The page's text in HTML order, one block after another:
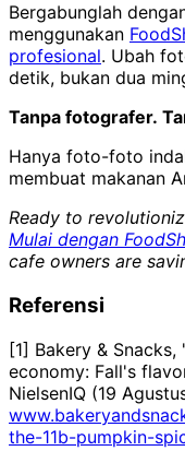
Bergabunglah
menggunakan
profesional. Ubah
detik, bukan dua
Tanpa fotografer.
Hanya foto-foto
membuat makanan
Ready to
Mulai dengan
cafe owners are
Referensi
[1] Bakery & Snacks,
economy: Fall's
NielsenIQ (19
the-11b-pumpkin-